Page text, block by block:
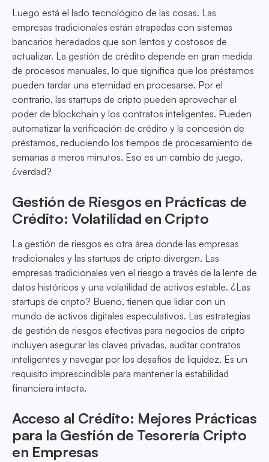
Luego está el lado tecnológico de las cosas. Las
empresas tradicionales están atrapadas con sistemas
bancarios heredados que son lentos y costosos de
actualizar. La gestión de crédito depende en gran medida
de procesos manuales, lo que significa que los préstamos
pueden tardar una eternidad en procesarse. Por el
contrario, las startups de cripto pueden aprovechar el
poder de blockchain y los contratos inteligentes. Pueden
automatizar la verificación de crédito y la concesión de
préstamos, reduciendo los tiempos de procesamiento de
semanas a meros minutos. Eso es un cambio de juego,
¿verdad?
Gestión de Riesgos en Prácticas de
Crédito: Volatilidad en Cripto
La gestión de riesgos es otra área donde las empresas
tradicionales y las startups de cripto divergen. Las
empresas tradicionales ven el riesgo a través de la lente de
datos históricos y una volatilidad de activos estable. ¿Las
startups de cripto? Bueno, tienen que lidiar con un
mundo de activos digitales especulativos. Las estrategias
de gestión de riesgos efectivas para negocios de cripto
incluyen asegurar las claves privadas, auditar contratos
inteligentes y navegar por los desafíos de liquidez. Es un
requisito imprescindible para mantener la estabilidad
financiera intacta.
Acceso al Crédito: Mejores Prácticas
para la Gestión de Tesorería Cripto
en Empresas